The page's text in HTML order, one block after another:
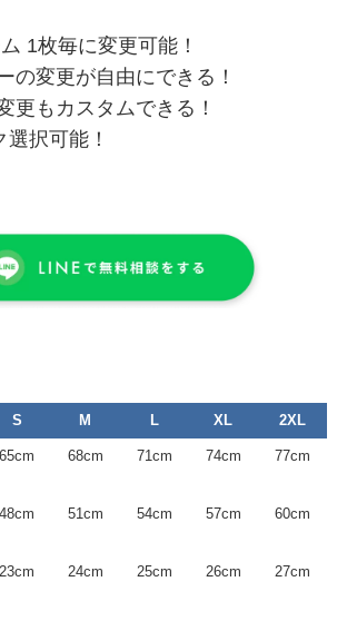
1枚毎に変更可能！
の変更が自由にできる！
更もカスタムできる！
選択可能！
S M L XL 2XL
65cm 68cm 71cm 74cm 77cm
48cm 51cm 54cm 57cm 60cm
23cm 24cm 25cm 26cm 27cm